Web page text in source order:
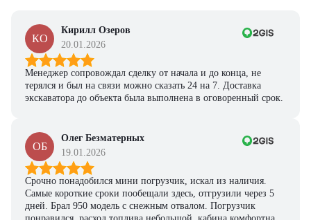
КО
Кирилл Озеров
20.01.2026
Менеджер сопровождал сделку от начала и до конца, не
терялся и был на связи можно сказать 24 на 7. Доставка
экскаватора до объекта была выполнена в оговоренный срок.
ОБ
Олег Безматерных
19.01.2026
Срочно понадобился мини погрузчик, искал из наличия.
Самые короткие сроки пообещали здесь, отгрузили через 5
дней. Брал 950 модель с снежным отвалом. Погрузчик